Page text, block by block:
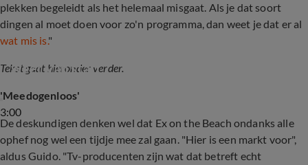
plekken begeleidt als het helemaal misgaat. Als je dat soort
dingen al moet doen voor zo'n programma, dan weet je dat er al
wat mis is."
Tekst gaat hieronder verder.
3:00
weer van start
'Meedogenloos'
De deskundigen denken wel dat Ex on the Beach ondanks alle
ophef nog wel een tijdje mee zal gaan. "Hier is een markt voor",
aldus Guido. "Tv-producenten zijn wat dat betreft echt